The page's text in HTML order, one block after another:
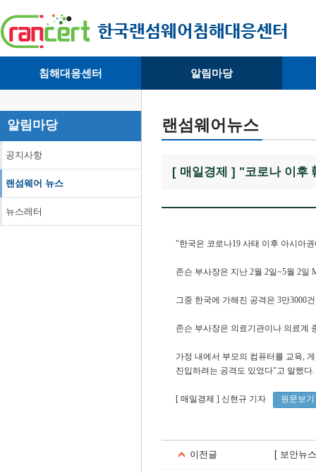
침해대응센터
· 침해피해신고
· 개인정보취급방침
알림마당
· 뉴스레터
알림마당
공지사항
랜섬웨어 뉴스
뉴스레터
랜섬웨어뉴스
[ 매일경제 ] "코로나 이후
"한국은 코로나19 사태 이후 아시아
존슨 부사장은 지난 2월 2일~5월 2일
그중 한국에 가해진 공격은 3만3000
존슨 부사장은 의료기관이나 의료계
가정 내에서 부모의 컴퓨터를 교육,
진입하려는 공격도 있었다"고 말했다.
[ 매일경제 ] 신현규 기자 원문보기
이전글 [ 보안뉴